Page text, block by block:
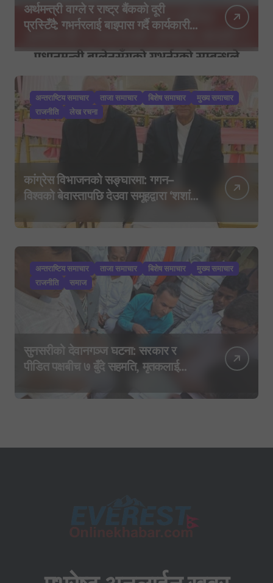
अर्थमन्त्री वाग्ले र राष्ट्र बैंकको दूरी
प्रस्टिँदै: गभर्नरलाई बाइपास गर्दै कार्यकारी
अन्तराष्टिय समाचार ताजा समाचार बिशेष समाचार
मुख्य समाचार
राजनीति
लेख रचना
कांग्रेस विभाजनको सङ्घारमा: गगन–
विश्वको बेवास्तापछि देउवा समूहद्वारा ‘शशांक
यात्राको घोषणा तयारी!
अन्तराष्टिय समाचार ताजा समाचार बिशेष समाचार
मुख्य समाचार
राजनीति
समाज
सुनसरीको देवानगञ्ज घटना: सरकार र
पीडित पक्षबीच ७ बुँदे सहमति, मृतकलाई